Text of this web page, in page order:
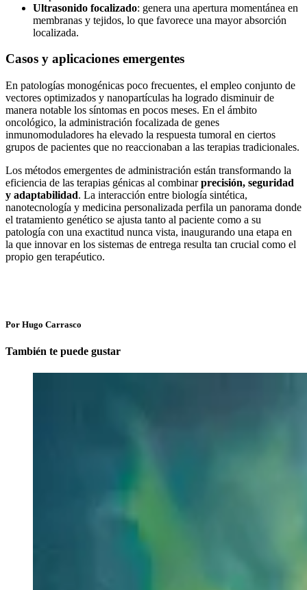
Ultrasonido focalizado: genera una apertura momentánea en
membranas y tejidos, lo que favorece una mayor absorción
localizada.
Casos y aplicaciones emergentes
En patologías monogénicas poco frecuentes, el empleo conjunto de
vectores optimizados y nanopartículas ha logrado disminuir de
manera notable los síntomas en pocos meses. En el ámbito
oncológico, la administración focalizada de genes
inmunomoduladores ha elevado la respuesta tumoral en ciertos
grupos de pacientes que no reaccionaban a las terapias tradicionales.
Los métodos emergentes de administración están transformando la
eficiencia de las terapias génicas al combinarprecisión, seguridad
y adaptabilidad. La interacción entre biología sintética,
nanotecnología y medicina personalizada perfila un panorama donde
el tratamiento genético se ajusta tanto al paciente como a su
patología con una exactitud nunca vista, inaugurando una etapa en
la que innovar en los sistemas de entrega resulta tan crucial como el
propio gen terapéutico.
Por Hugo Carrasco
También te puede gustar